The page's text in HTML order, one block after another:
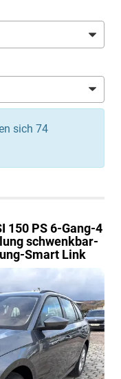
sich 74
150 PS 6-Gang-4
schwenkbar-
Smart Link